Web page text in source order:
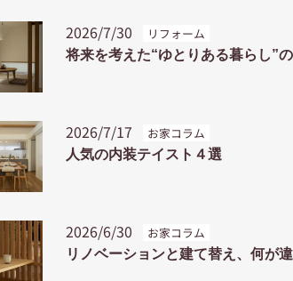
2026/7/30 リフォーム
将来を考えた“ゆとりある暮らし”
2026/7/17 お家コラム
人気の内装テイスト４選
2026/6/30 お家コラム
リノベーションと建て替え、何が